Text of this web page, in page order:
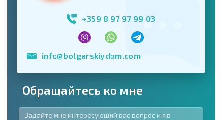
+359 8 97 97 99 03
info@bolgarskiydom.com
Обращайтесь ко мне